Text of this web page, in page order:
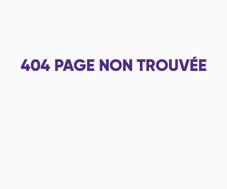
404 PAGE NON TROUVÉE